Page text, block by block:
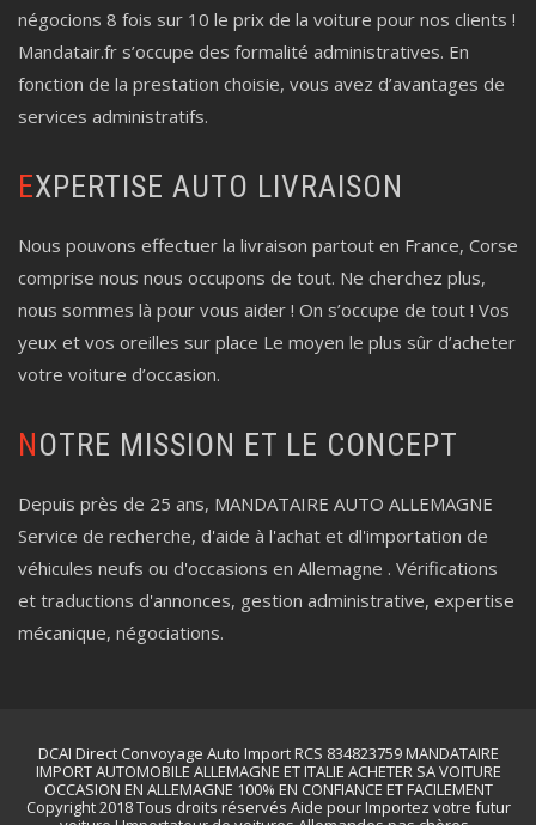
négocions 8 fois sur 10 le prix de la voiture pour nos clients !
Mandatair.fr s’occupe des formalité administratives. En
fonction de la prestation choisie, vous avez d’avantages de
services administratifs.
EXPERTISE AUTO LIVRAISON
Nous pouvons effectuer la livraison partout en France, Corse
comprise nous nous occupons de tout. Ne cherchez plus,
nous sommes là pour vous aider ! On s’occupe de tout ! Vos
yeux et vos oreilles sur place Le moyen le plus sûr d’acheter
votre voiture d’occasion.
NOTRE MISSION ET LE CONCEPT
Depuis près de 25 ans, MANDATAIRE AUTO ALLEMAGNE
Service de recherche, d'aide à l'achat et dl'importation de
véhicules neufs ou d'occasions en Allemagne . Vérifications
et traductions d'annonces, gestion administrative, expertise
mécanique, négociations.
DCAI Direct Convoyage Auto Import RCS 834823759 MANDATAIRE
IMPORT AUTOMOBILE ALLEMAGNE ET ITALIE ACHETER SA VOITURE
OCCASION EN ALLEMAGNE 100% EN CONFIANCE ET FACILEMENT
Copyright 2018 Tous droits réservés Aide pour Importez votre futur